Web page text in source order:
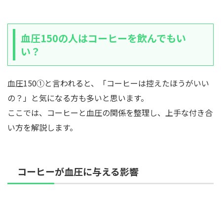
血圧150の人はコーヒーを飲んでもい
い？
血圧150①と言われると、「コーヒーは控えたほうがいい
の？」と気になる方も多いと思います。
ここでは、コーヒーと血圧の関係を整理し、上手な付き合
い方を解説します。
コーヒーが血圧に与える影響